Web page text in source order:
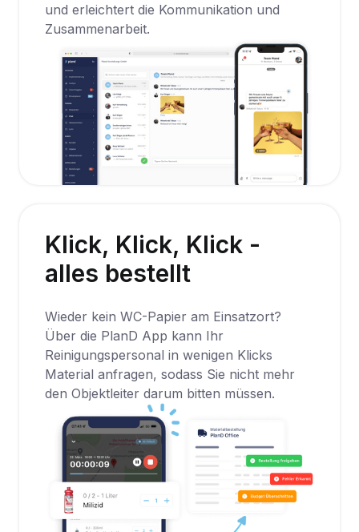
und erleichtert die Kommunikation und
Zusammenarbeit.
Klick, Klick, Klick -
alles bestellt
Wieder kein WC-Papier am Einsatzort?
Über die PlanD App kann Ihr
Reinigungspersonal in wenigen Klicks
Material anfragen, sodass Sie nicht mehr
den Objektleiter darum bitten müssen.